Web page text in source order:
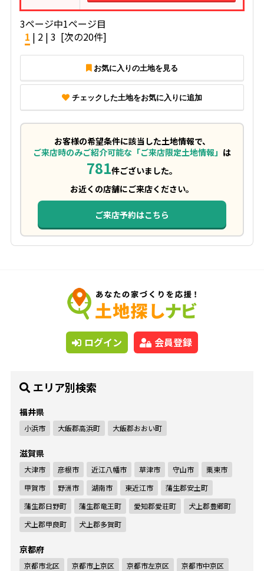
3ページ中1ページ目
1 | 2| 3 [次の20件]
お気に入りの土地を見る
チェックした土地をお気に入りに追加
お客様の希望条件に該当した土地情報で、
ご来店時のみご紹介可能な「ご来店限定土地情報」 は
781件ございました。
お近くの店舗にご来店ください。
ご来店予約はこちら
ログイン 会員登録
エリア別検索
福井県
小浜市 大飯郡高浜町 大飯郡おおい町
滋賀県
大津市 彦根市 近江八幡市 草津市 守山市
栗東市
甲賀市
野洲市 湖南市 東近江市
蒲生郡安土町
蒲生郡日野町
蒲生郡竜王町 愛知郡愛荘町
犬上郡豊郷町
犬上郡甲良町
犬上郡多賀町
京都府
京都市北区 京都市上京区 京都市左京区
京都市中京区